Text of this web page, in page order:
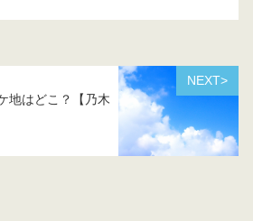
NEXT>
地はどこ？【乃木